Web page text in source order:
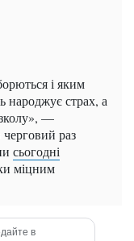
і яким
народжує страх, а
—
черговий раз
сьогодні
міцним
в